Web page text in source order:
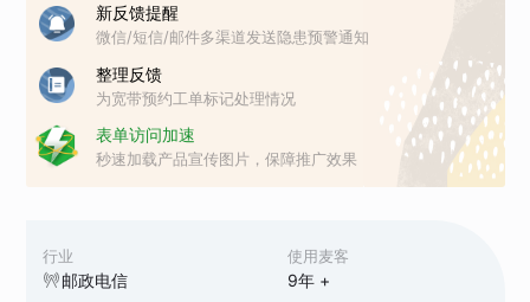
行业
邮政电信
使用麦客
9年 +
新反馈提醒
微信/短信/邮件多渠道发送隐患预警通知
整理反馈
为宽带预约工单标记处理情况
表单访问加速
秒速加载产品宣传图片，保障推广效果